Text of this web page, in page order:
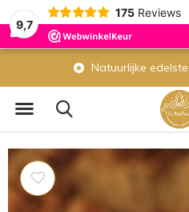
9,7
175 Reviews